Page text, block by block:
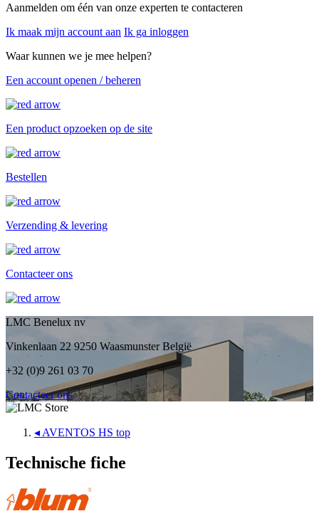
Aanmelden om één van onze experten te contacteren
Ik maak mijn account aan Ik ga inloggen
Waar kunnen we je mee helpen?
Een account openen / beheren
Een product opzoeken op de site
Bestellen
Verzending & levering
Contacteer ons
LMC Benelux nv
Vinkenlaan 22 9250 Waasmunster België
+32 (0)9 261 03 70
Contacteer ons
◂ AVENTOS HS top
Technische fiche